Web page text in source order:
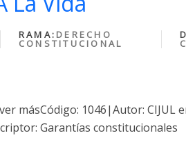
RAMA: DERECHO
CONSTITUCIONAL
másCódigo: 1046|Autor: CIJUL
Garantías constitucionales